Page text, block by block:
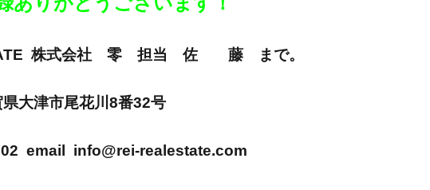
株式会社 零 担当 佐 藤 まで。
大津市尾花川8番32号
email info@rei-realestate.com